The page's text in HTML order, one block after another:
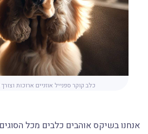
כלב קוקר ספנייל אוזניים ארוכות וצורך
אנחנו בשיקס אוהבים כלבים מכל